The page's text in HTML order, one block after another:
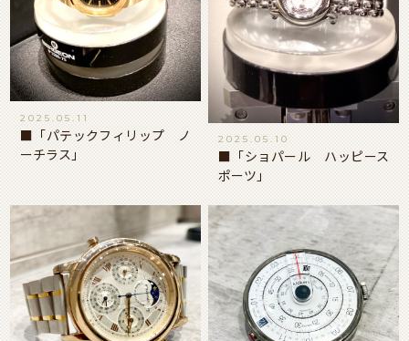
2025.05.11
■「パテックフィリップ ノ
ーチラス」
2025.05.10
■「ショパール ハッピース
ポーツ」